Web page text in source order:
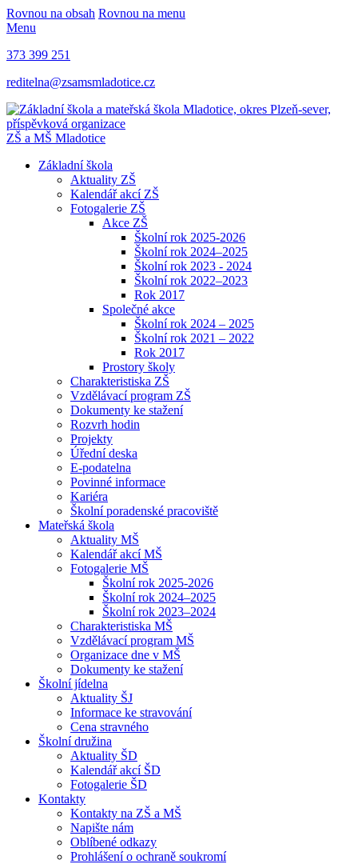
Rovnou na obsah Rovnou na menu
Menu
373 399 251
reditelna@zsamsmladotice.cz
ZŠ a MŠ Mladotice
Základní škola
Aktuality ZŠ
Kalendář akcí ZŠ
Fotogalerie ZŠ
Akce ZŠ
Školní rok 2025-2026
Školní rok 2024–2025
Školní rok 2023 - 2024
Školní rok 2022–2023
Rok 2017
Společné akce
Školní rok 2024 – 2025
Školní rok 2021 – 2022
Rok 2017
Prostory školy
Charakteristiska ZŠ
Vzdělávací program ZŠ
Dokumenty ke stažení
Rozvrh hodin
Projekty
Úřední deska
E-podatelna
Povinné informace
Kariéra
Školní poradenské pracoviště
Mateřská škola
Aktuality MŠ
Kalendář akcí MŠ
Fotogalerie MŠ
Školní rok 2025-2026
Školní rok 2024–2025
Školní rok 2023–2024
Charakteristiska MŠ
Vzdělávací program MŠ
Organizace dne v MŠ
Dokumenty ke stažení
Školní jídelna
Aktuality ŠJ
Informace ke stravování
Cena stravného
Školní družina
Aktuality ŠD
Kalendář akcí ŠD
Fotogalerie ŠD
Kontakty
Kontakty na ZŠ a MŠ
Napište nám
Oblíbené odkazy
Prohlášení o ochraně soukromí